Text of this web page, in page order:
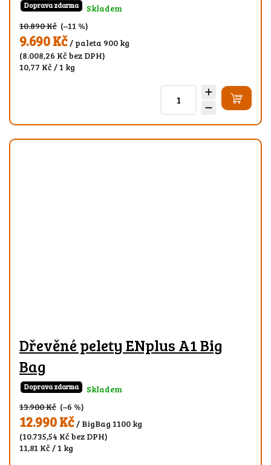
Doprava zdarma
Skladem
10.890 Kč (–11 %)
9.690 Kč / paleta 900 kg
(8.008,26 Kč bez DPH)
10,77 Kč / 1 kg
Dřevěné pelety ENplus A1 Big
Bag
Doprava zdarma
Skladem
13.900 Kč (–6 %)
12.990 Kč/ BigBag 1100 kg
(10.735,54 Kč bez DPH)
11,81 Kč / 1 kg